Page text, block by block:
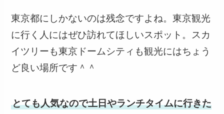
東京都にしかないのは残念ですよね。東京観光
に行く人にはぜひ訪れてほしいスポット。スカ
イツリーも東京ドームシティも観光にはちょう
ど良い場所です＾＾
とても人気なので土日やランチタイムに行きた